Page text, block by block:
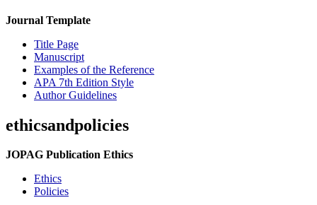
Journal Template
Title Page
Manuscript
Examples of the Reference
APA 7th Edition Style
Author Guidelines
ethicsandpolicies
JOPAG Publication Ethics
Ethics
Policies